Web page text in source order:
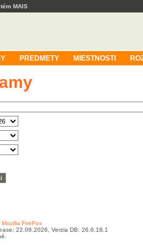
MAIS
PREDMETY MIESTNOSTI
Mozilla FireFox
22.06.2026, Verzia DB: 26.6.18.1